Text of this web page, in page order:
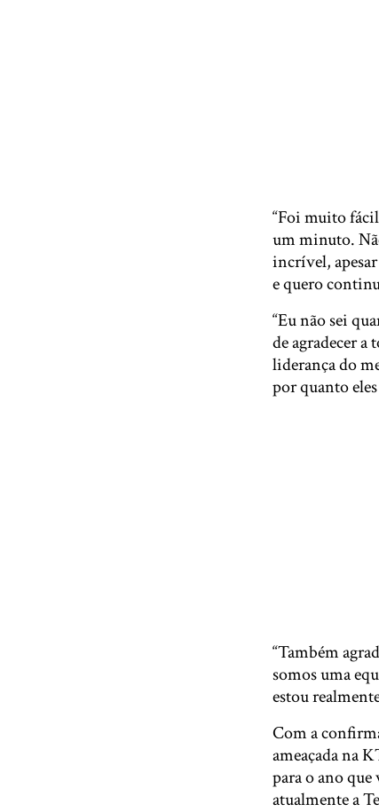
“Foi muito
um minuto.
incrível,
e quero
“Eu não sei
de agradecer
liderança do
por quanto
“Também
somos uma
estou
Com a
ameaçada na
para o ano
atualmente a